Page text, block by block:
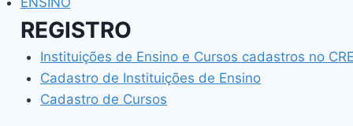
REGISTRO
Instituições de Ensino e Cursos cadastros no
Cadastro de Instituições de Ensino
Cadastro de Cursos